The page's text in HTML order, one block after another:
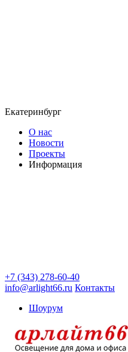
Екатеринбург
О нас
Новости
Проекты
Информация
+7 (343) 278-60-40
info@arlight66.ru Контакты
Шоурум